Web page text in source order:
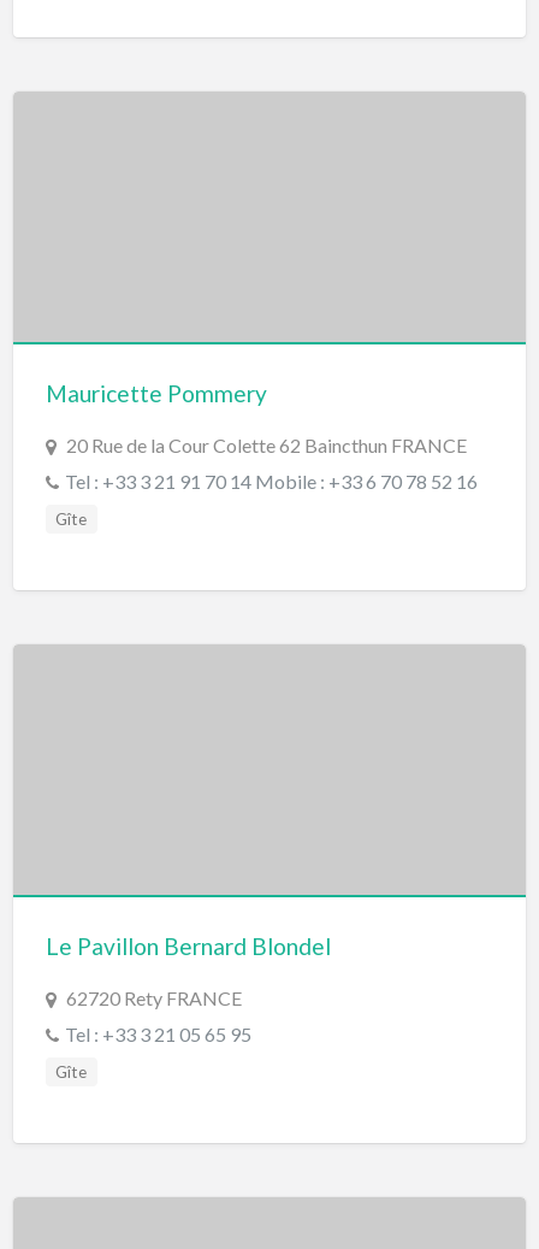
Mauricette Pommery
20 Rue de la Cour Colette 62 Baincthun FRANCE
Tel : +33 3 21 91 70 14 Mobile : +33 6 70 78 52 16
Gîte
Le Pavillon Bernard Blondel
62720 Rety FRANCE
Tel : +33 3 21 05 65 95
Gîte